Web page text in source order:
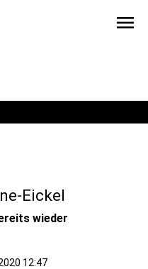
menu
Eickel
wieder
12:47